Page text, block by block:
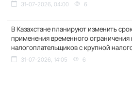
31-07-2026, 04:00 6
В Казахстане планируют изменить
применения временного ограничения
налогоплательщиков с крупной
31-07-2026, 14:05 6